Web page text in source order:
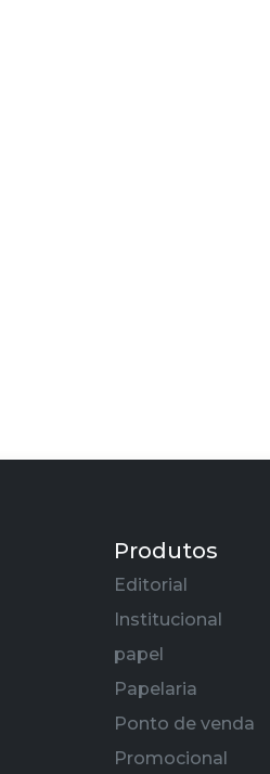
Produtos
Editorial
Institucional
papel
Papelaria
Ponto de venda
Promocional